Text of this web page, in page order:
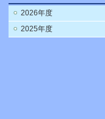
2026年度
2025年度